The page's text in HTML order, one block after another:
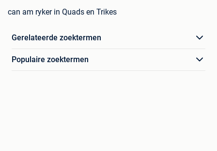
can am ryker in Quads en Trikes
Gerelateerde zoektermen
Populaire zoektermen